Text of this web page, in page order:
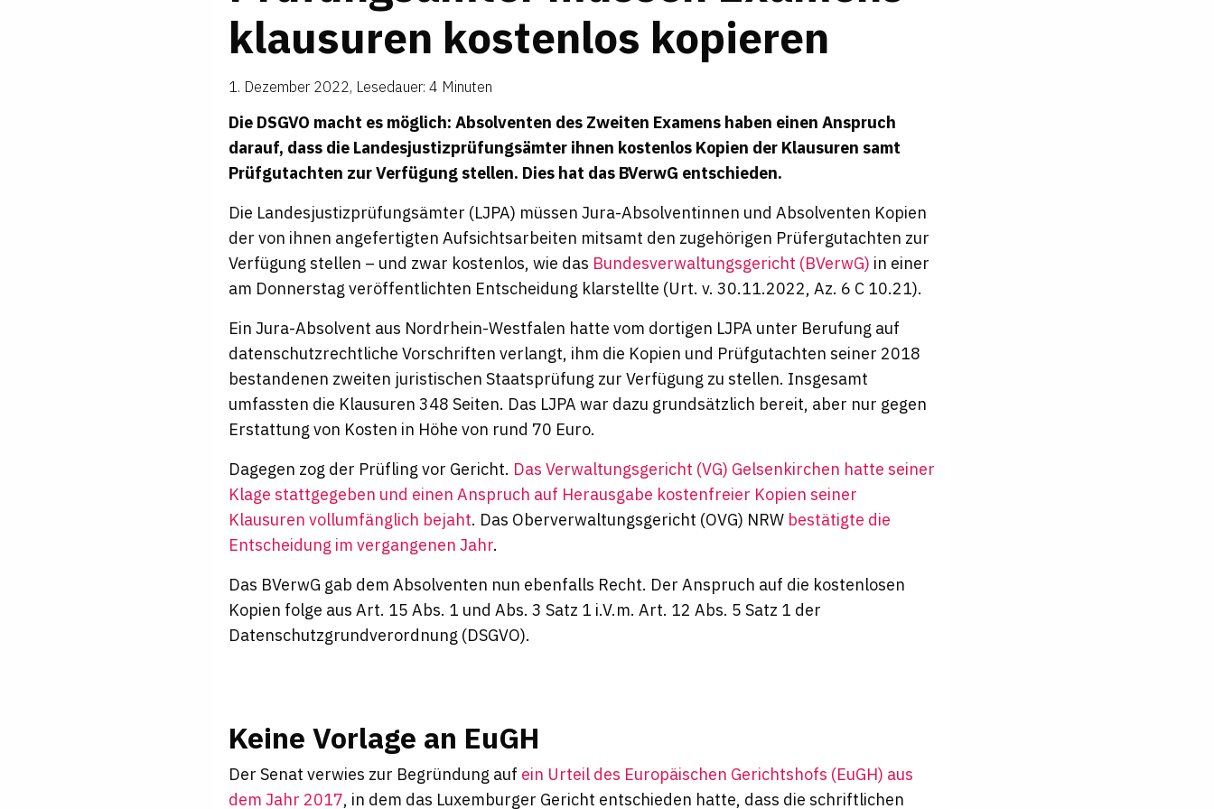
klau­suren kos­tenlos kopieren
1. Dezember 2022, Lesedauer: 4 Minuten
Die DSGVO macht es möglich: Absolventen des Zweiten Examens haben einen Anspruch
darauf, dass die Landesjustizprüfungsämter ihnen kostenlos Kopien der Klausuren samt
Prüfgutachten zur Verfügung stellen. Dies hat das BVerwG entschieden.
Die Landesjustizprüfungsämter (LJPA) müssen Jura-Absolventinnen und Absolventen Kopien
der von ihnen angefertigten Aufsichtsarbeiten mitsamt den zugehörigen Prüfergutachten zur
Verfügung stellen – und zwar kostenlos, wie das Bundesverwaltungsgericht (BVerwG) in einer
am Donnerstag veröffentlichten Entscheidung klarstellte (Urt. v. 30.11.2022, Az. 6 C 10.21).
Ein Jura-Absolvent aus Nordrhein-Westfalen hatte vom dortigen LJPA unter Berufung auf
datenschutzrechtliche Vorschriften verlangt, ihm die Kopien und Prüfgutachten seiner 2018
bestandenen zweiten juristischen Staatsprüfung zur Verfügung zu stellen. Insgesamt
umfassten die Klausuren 348 Seiten. Das LJPA war dazu grundsätzlich bereit, aber nur gegen
Erstattung von Kosten in Höhe von rund 70 Euro.
Dagegen zog der Prüfling vor Gericht. Das Verwaltungsgericht (VG) Gelsenkirchen hatte seiner
Klage stattgegeben und einen Anspruch auf Herausgabe kostenfreier Kopien seiner
Klausuren vollumfänglich bejaht. Das Oberverwaltungsgericht (OVG) NRW bestätigte die
Entscheidung im vergangenen Jahr.
Das BVerwG gab dem Absolventen nun ebenfalls Recht. Der Anspruch auf die kostenlosen
Kopien folge aus Art. 15 Abs. 1 und Abs. 3 Satz 1 i.V.m. Art. 12 Abs. 5 Satz 1 der
Datenschutzgrundverordnung (DSGVO).
Keine Vorlage an EuGH
Der Senat verwies zur Begründung auf ein Urteil des Europäischen Gerichtshofs (EuGH) aus
dem Jahr 2017, in dem das Luxemburger Gericht entschieden hatte, dass die schriftlichen